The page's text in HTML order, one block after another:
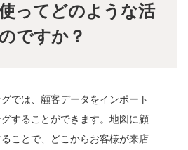
ってどのような活
ですか？
では、顧客データをインポート
することができます。地図に顧
ことで、どこからお客様が来店